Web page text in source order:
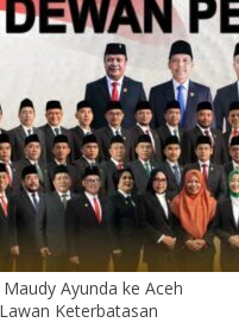
Ayunda ke Aceh
Keterbatasan